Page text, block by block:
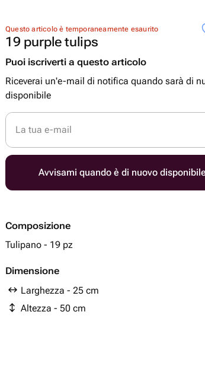
Questo articolo è temporaneamente esaurito
19 purple tulips
Puoi iscriverti a questo articolo
Riceverai un'e-mail di notifica quando sarà di
disponibile
La tua e-mail
Avvisami quando è di nuovo disponibile
Composizione
Tulipano - 19 pz
Dimensione
Larghezza - 25 cm
Altezza - 50 cm